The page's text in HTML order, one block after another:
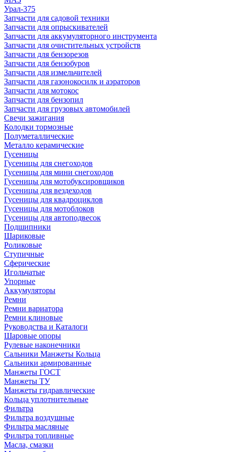
Урал-375
Запчасти для садовой техники
Запчасти для опрыскивателей
Запчасти для аккумуляторного инструмента
Запчасти для очистительных устройств
Запчасти для бензорезов
Запчасти для бензобуров
Запчасти для измельчителей
Запчасти для газонокосилк и аэраторов
Запчасти для мотокос
Запчасти для бензопил
Запчасти для грузовых автомобилей
Свечи зажигания
Колодки тормозные
Полуметаллические
Металло керамические
Гусеницы
Гусеницы для снегоходов
Гусеницы для мини снегоходов
Гусеницы для мотобуксировщиков
Гусеницы для вездеходов
Гусеницы для квадроциклов
Гусеницы для мотоблоков
Гусеницы для автоподвесок
Подшипники
Шариковые
Роликовые
Ступичные
Сферические
Игольчатые
Упорные
Аккумуляторы
Ремни
Ремни вариатора
Ремни клиновые
Руководства и Каталоги
Шаровые опоры
Рулевые наконечники
Сальники Манжеты Кольца
Сальники армированные
Манжеты ГОСТ
Манжеты ТУ
Манжеты гидравлические
Кольца уплотнительные
Фильтра
Фильтра воздушные
Фильтра масляные
Фильтра топливные
Масла, смазки